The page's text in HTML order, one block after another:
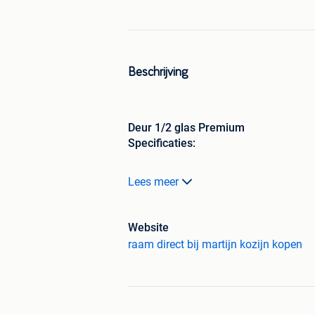
Beschrijving
Deur 1/2 glas Premium
Specificaties:
Deur: 1/2 glas
Afmeting: b93 x h208 cm
Hang- en sluitwerk: 3-punt
Kleur binnen: Wit RAL 9016
Kleur buiten: Wit RAL 9016
Lees meer
Website
raam direct bij martijn kozijn kopen